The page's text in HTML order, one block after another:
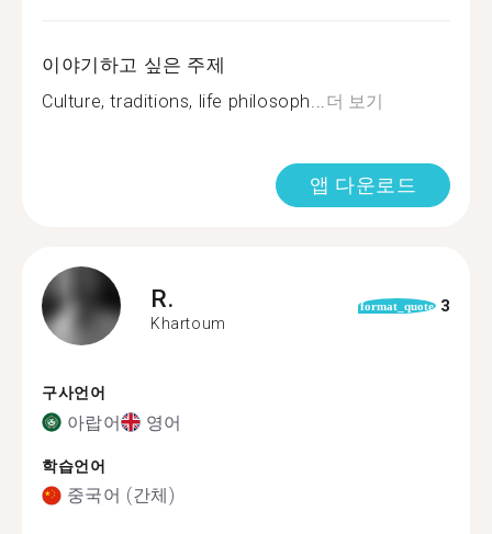
이야기하고 싶은 주제
Culture, traditions, life philosoph...더 보기
앱 다운로드
R.
Khartoum
format_quote 3
구사언어
아랍어 영어
학습언어
중국어 (간체)